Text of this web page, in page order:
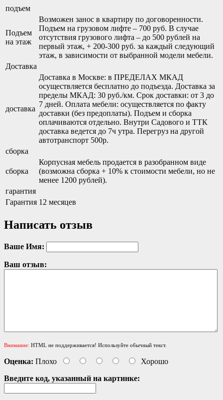
подъем
Подъем
на этаж
Возможен занос в квартиру по договоренности.
Подъем на грузовом лифте – 700 руб. В случае
отсутствия грузового лифта – до 500 рублей на
первый этаж, + 200-300 руб. за каждый следующий
этаж, в зависимости от выбранной модели мебели.
Доставка
доставка
Доставка в Москве: в ПРЕДЕЛАХ МКАД
осуществляется бесплатно до подъезда. Доставка за
пределы МКАД: 30 руб./км. Срок доставки: от 3 до
7 дней. Оплата мебели: осуществляется по факту
доставки (без предоплаты). Подъем и сборка
оплачиваются отдельно. Внутри Садового и ТТК
доставка ведется до 7ч утра. Перегруз на другой
автотранспорт 500р.
сборка
сборка
Корпусная мебель продается в разобранном виде
(возможна сборка + 10% к стоимости мебели, но не
менее 1200 рублей).
гарантия
Гарантия 12 месяцев
Написать отзыв
Ваше Имя:
Ваш отзыв:
Внимание: HTML не поддерживается! Используйте обычный текст.
Оценка: Плохо
Хорошо
Введите код, указанный на картинке: